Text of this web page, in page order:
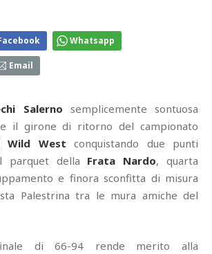
Whatsapp
Email
Salerno semplicemente sontuosa
il girone di ritorno del campionato
Wild West conquistando due punti
parquet della Frata Nardo, quarta
e finora sconfitta di misura
Palestrina tra le mura amiche del
di 66-94 rende merito alla